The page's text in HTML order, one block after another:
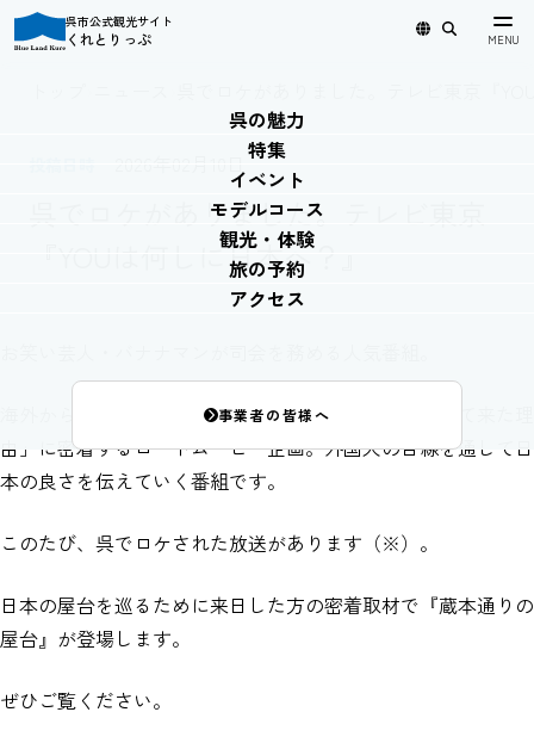
呉市公式観光サイト
くれとりっぷ
呉の魅力
特集
イベント
モデルコース
観光・体験
旅の予約
アクセス
事業者の皆様へ
呉でロケがありました。テレビ東京
『YOUは何しに日本へ？』
海外から来た外国人にインタビューし、「日本にやって来た理
由」に密着するロードムービー企画。外国人の目線を通して日
本の良さを伝えていく番組です。
このたび、呉でロケされた放送があります（※）。
日本の屋台を巡るために来日した方の密着取材で『蔵本通りの
屋台』が登場します。
ぜひご覧ください。